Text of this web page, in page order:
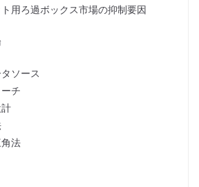
用ろ過ボックス市場の抑制要因
ソース
チ
法